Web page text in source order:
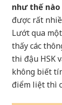
như thế
được rất
Lướt qua
thấy các
thi đậu HSK
không biết
điểm liệt thì